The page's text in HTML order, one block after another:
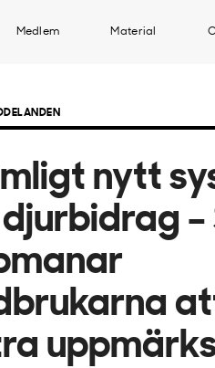
Medlem Material
nytt
–